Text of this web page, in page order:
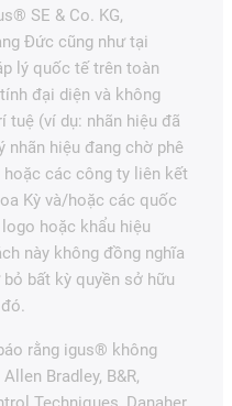
SE & Co. KG,
Đức cũng như tại
lý quốc tế trên toàn
đại diện và không
tuệ (ví dụ: nhãn hiệu đã
nhãn hiệu đang chờ phê
hoặc các công ty liên kết
Kỳ và/hoặc các quốc
hoặc khẩu hiệu
này không đồng nghĩa
bất kỳ quyền sở hữu
rằng igus® không
Bradley, B&R,